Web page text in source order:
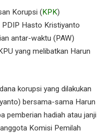
Korupsi (KPK)
PDIP Hasto Kristiyanto
antar-waktu (PAW)
yang melibatkan Harun
korupsi yang dilakukan
bersama-sama Harun
pemberian hadiah atau janji
Komisi Pemilah